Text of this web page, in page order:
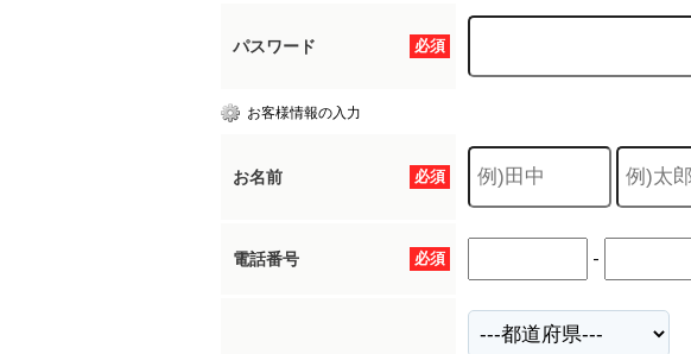
必須
パスワード
お客様情報の入力
必須
お名前
必須
電話番号 -